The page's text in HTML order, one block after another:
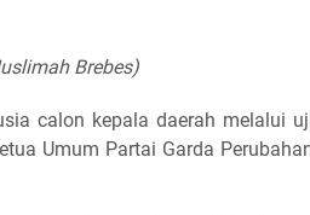
Brebes)
calon kepala daerah melalui
Umum Partai Garda